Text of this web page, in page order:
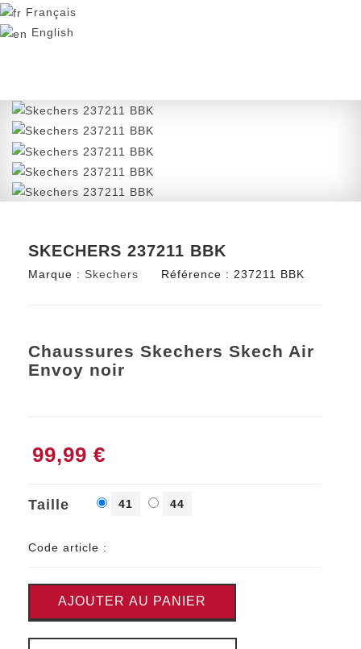
Français
English
SKECHERS 237211 BBK
Marque : Skechers Référence : 237211 BBK
Chaussures Skechers Skech Air
Envoy noir
99,99 €
Taille 41 44
Code article :
AJOUTER AU PANIER